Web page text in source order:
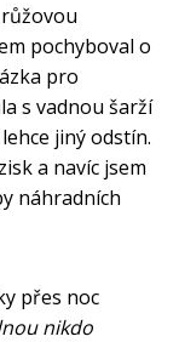
pochyboval o
pro
s vadnou šarží
jiný odstín.
a navíc jsem
náhradních
přes noc
nikdo